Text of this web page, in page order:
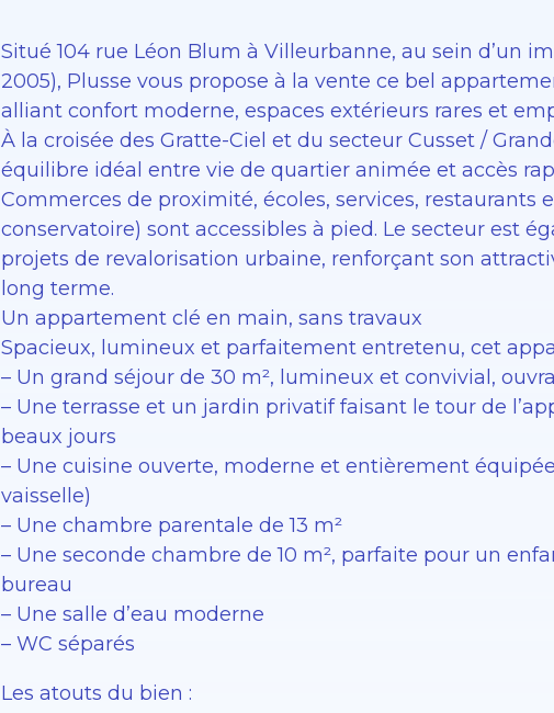
Situé 104 rue Léon Blum à Villeurbanne, au sein d’un
2005), Plusse vous propose à la vente ce bel
alliant confort moderne, espaces extérieurs rares et
À la croisée des Gratte-Ciel et du secteur Cusset /
équilibre idéal entre vie de quartier animée et accès
Commerces de proximité, écoles, services, restaurants
conservatoire) sont accessibles à pied. Le secteur est
projets de revalorisation urbaine, renforçant son
long terme.
Un appartement clé en main, sans travaux
Spacieux, lumineux et parfaitement entretenu, cet
– Un grand séjour de 30 m², lumineux et convivial,
– Une terrasse et un jardin privatif faisant le tour de
beaux jours
– Une cuisine ouverte, moderne et entièrement
vaisselle)
– Une chambre parentale de 13 m²
– Une seconde chambre de 10 m², parfaite pour un
bureau
– Une salle d’eau moderne
– WC séparés
Les atouts du bien :